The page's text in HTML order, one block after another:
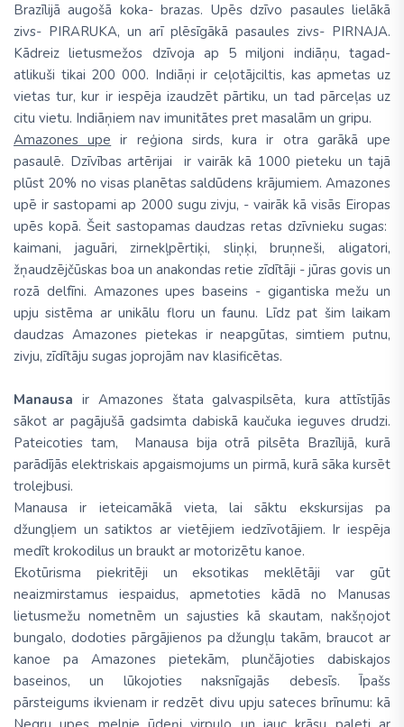
Brazīlijā augošā koka- brazas. Upēs dzīvo pasaules lielākā
zivs- PIRARUKA, un arī plēsīgākā pasaules zivs- PIRNAJA.
Kādreiz lietusmežos dzīvoja ap 5 miljoni indiāņu, tagad-
atlikuši tikai 200 000. Indiāņi ir ceļotājciltis, kas apmetas uz
vietas tur, kur ir iespēja izaudzēt pārtiku, un tad pārceļas uz
citu vietu. Indiāņiem nav imunitātes pret masalām un gripu.
Amazones upe ir reģiona sirds, kura ir otra garākā upe
pasaulē. Dzīvības artērijai ir vairāk kā 1000 pieteku un tajā
plūst 20% no visas planētas saldūdens krājumiem. Amazones
upē ir sastopami ap 2000 sugu zivju, - vairāk kā visās Eiropas
upēs kopā. Šeit sastopamas daudzas retas dzīvnieku sugas:
kaimani, jaguāri, zirnekļpērtiķi, sliņķi, bruņneši, aligatori,
žņaudzējčūskas boa un anakondas retie zīdītāji - jūras govis un
rozā delfīni. Amazones upes baseins - gigantiska mežu un
upju sistēma ar unikālu floru un faunu. Līdz pat šim laikam
daudzas Amazones pietekas ir neapgūtas, simtiem putnu,
zivju, zīdītāju sugas joprojām nav klasificētas.
Manausa ir Amazones štata galvaspilsēta, kura attīstījās
sākot ar pagājušā gadsimta dabiskā kaučuka ieguves drudzi.
Pateicoties tam, Manausa bija otrā pilsēta Brazīlijā, kurā
parādījās elektriskais apgaismojums un pirmā, kurā sāka kursēt
trolejbusi.
Manausa ir ieteicamākā vieta, lai sāktu ekskursijas pa
džungļiem un satiktos ar vietējiem iedzīvotājiem. Ir iespēja
medīt krokodilus un braukt ar motorizētu kanoe.
Ekotūrisma piekritēji un eksotikas meklētāji var gūt
neaizmirstamus iespaidus, apmetoties kādā no Manusas
lietusmežu nometnēm un sajusties kā skautam, nakšņojot
bungalo, dodoties pārgājienos pa džungļu takām, braucot ar
kanoe pa Amazones pietekām, plunčājoties dabiskajos
baseinos, un lūkojoties naksnīgajās debesīs. Īpašs
pārsteigums ikvienam ir redzēt divu upju sateces brīnumu: kā